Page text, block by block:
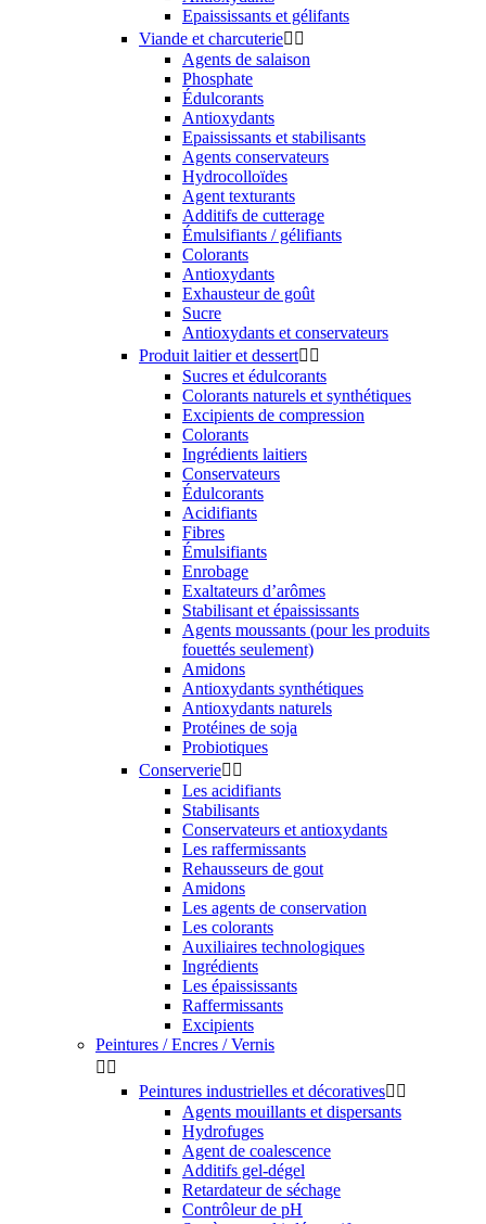
Epaississants et gélifants
Viande et charcuterie 
Agents de salaison
Phosphate
Édulcorants
Antioxydants
Epaississants et stabilisants
Agents conservateurs
Hydrocolloïdes
Agent texturants
Additifs de cutterage
Émulsifiants / gélifiants
Colorants
Antioxydants
Exhausteur de goût
Sucre
Antioxydants et conservateurs
Produit laitier et dessert 
Sucres et édulcorants
Colorants naturels et synthétiques
Excipients de compression
Colorants
Ingrédients laitiers
Conservateurs
Édulcorants
Acidifiants
Fibres
Émulsifiants
Enrobage
Exaltateurs d’arômes
Stabilisant et épaississants
Agents moussants (pour les produits
fouettés seulement)
Amidons
Antioxydants synthétiques
Antioxydants naturels
Protéines de soja
Probiotiques
Conserverie 
Les acidifiants
Stabilisants
Conservateurs et antioxydants
Les raffermissants
Rehausseurs de gout
Amidons
Les agents de conservation
Les colorants
Auxiliaires technologiques
Ingrédients
Les épaississants
Raffermissants
Excipients
Peintures / Encres / Vernis
 
Peintures industrielles et décoratives 
Agents mouillants et dispersants
Hydrofuges
Agent de coalescence
Additifs gel-dégel
Retardateur de séchage
Contrôleur de pH